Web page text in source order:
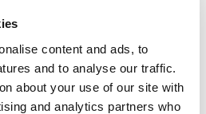
content and ads, to
and to analyse our traffic.
about your use of our site with
and analytics partners who